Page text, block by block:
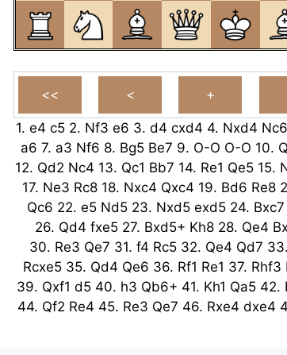
1. e4 c5 2. Nf3 e6 3. d4 cxd4 4. Nxd4 Nc6
a6 7. a3 Nf6 8. Bg5 Be7 9. O-O O-O 10.
12. Qd2 Nc4 13. Qc1 Bb7 14. Re1 Qe5 15.
17. Ne3 Rc8 18. Nxc4 Qxc4 19. Bd6 Re8
Qc6 22. e5 Nd5 23. Nxd5 exd5 24. Bxc7
26. Qd4 fxe5 27. Bxd5+ Kh8 28. Qe4
30. Re3 Qe7 31. f4 Rc5 32. Qe4 Qd7 33.
Rcxe5 35. Qd4 Qe6 36. Rf1 Re1 37. Rhf3
39. Qxf1 d5 40. h3 Qb6+ 41. Kh1 Qa5 42.
44. Qf2 Re4 45. Re3 Qe7 46. Rxe4 dxe4